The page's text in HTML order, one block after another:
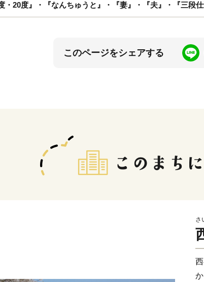
・20度』・『なんちゅうと』・『妻』・『夫』・『三段
このページをシェアする
さ